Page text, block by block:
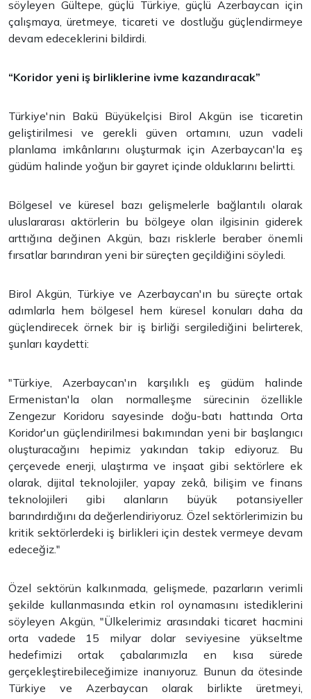
söyleyen Gültepe, güçlü Türkiye, güçlü Azerbaycan için
çalışmaya, üretmeye, ticareti ve dostluğu güçlendirmeye
devam edeceklerini bildirdi.
“Koridor yeni iş birliklerine ivme kazandıracak”
Türkiye'nin Bakü Büyükelçisi Birol Akgün ise ticaretin
geliştirilmesi ve gerekli güven ortamını, uzun vadeli
planlama imkânlarını oluşturmak için Azerbaycan'la eş
güdüm halinde yoğun bir gayret içinde olduklarını belirtti.
Bölgesel ve küresel bazı gelişmelerle bağlantılı olarak
uluslararası aktörlerin bu bölgeye olan ilgisinin giderek
arttığına değinen Akgün, bazı risklerle beraber önemli
fırsatlar barındıran yeni bir süreçten geçildiğini söyledi.
Birol Akgün, Türkiye ve Azerbaycan'ın bu süreçte ortak
adımlarla hem bölgesel hem küresel konuları daha da
güçlendirecek örnek bir iş birliği sergilediğini belirterek,
şunları kaydetti:
"Türkiye, Azerbaycan'ın karşılıklı eş güdüm halinde
Ermenistan'la olan normalleşme sürecinin özellikle
Zengezur Koridoru sayesinde doğu-batı hattında Orta
Koridor'un güçlendirilmesi bakımından yeni bir başlangıcı
oluşturacağını hepimiz yakından takip ediyoruz. Bu
çerçevede enerji, ulaştırma ve inşaat gibi sektörlere ek
olarak, dijital teknolojiler, yapay zekâ, bilişim ve finans
teknolojileri gibi alanların büyük potansiyeller
barındırdığını da değerlendiriyoruz. Özel sektörlerimizin bu
kritik sektörlerdeki iş birlikleri için destek vermeye devam
edeceğiz."
Özel sektörün kalkınmada, gelişmede, pazarların verimli
şekilde kullanmasında etkin rol oynamasını istediklerini
söyleyen Akgün, "Ülkelerimiz arasındaki ticaret hacmini
orta vadede 15 milyar dolar seviyesine yükseltme
hedefimizi ortak çabalarımızla en kısa sürede
gerçekleştirebileceğimize inanıyoruz. Bunun da ötesinde
Türkiye ve Azerbaycan olarak birlikte üretmeyi,